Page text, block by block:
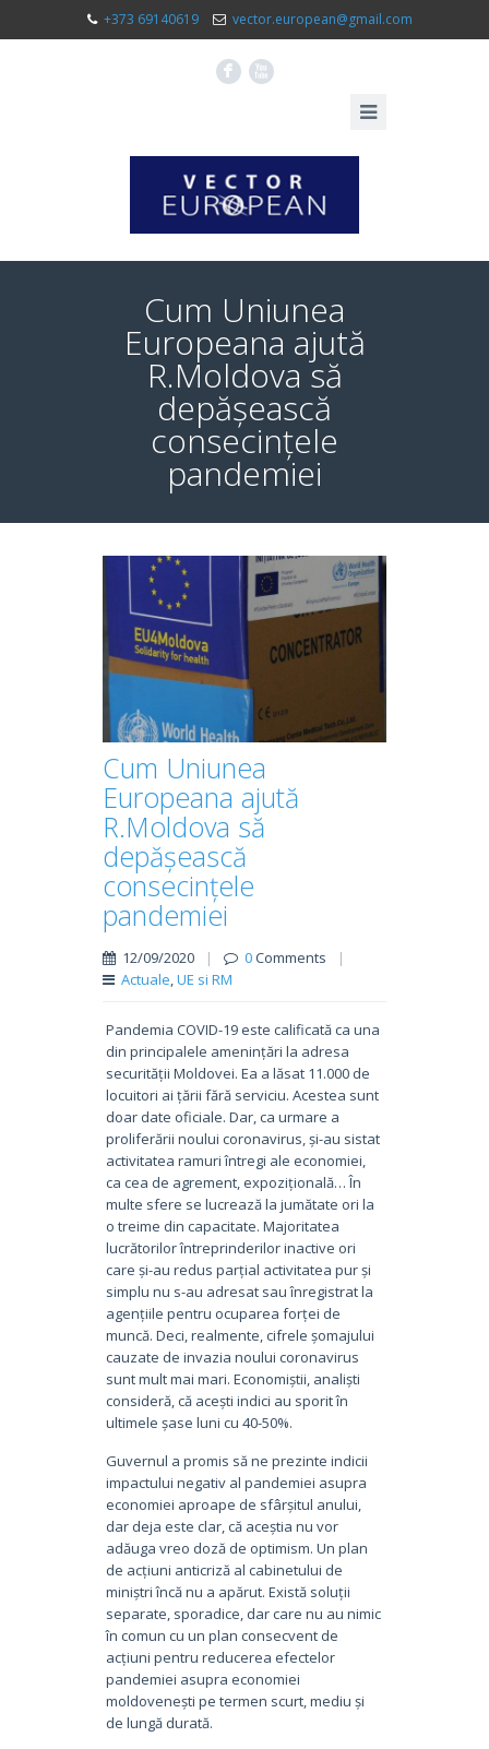
+373 69140619 vector.european@gmail.com
F X
Cum Uniunea
Europeana ajută
R.Moldova să
depășească
consecințele
pandemiei
Cum Uniunea
Europeana ajută
R.Moldova să
depășească
consecințele
pandemiei
12/09/2020 | 0Comments
|
Actuale,UE si RM
Pandemia COVID-19 este calificată ca una
din principalele amenințări la adresa
securității Moldovei. Ea a lăsat 11.000 de
locuitori ai țării fără serviciu. Acestea sunt
doar date oficiale. Dar, ca urmare a
proliferării noului coronavirus, și-au sistat
activitatea ramuri întregi ale economiei,
ca cea de agrement, expozițională… În
multe sfere se lucrează la jumătate ori la
o treime din capacitate. Majoritatea
lucrătorilor întreprinderilor inactive ori
care și-au redus parțial activitatea pur și
simplu nu s-au adresat sau înregistrat la
agențiile pentru ocuparea forței de
muncă. Deci, realmente, cifrele șomajului
cauzate de invazia noului coronavirus
sunt mult mai mari. Economiștii, analiști
consideră, că acești indici au sporit în
ultimele șase luni cu 40-50%.
Guvernul a promis să ne prezinte indicii
impactului negativ al pandemiei asupra
economiei aproape de sfârșitul anului,
dar deja este clar, că aceștia nu vor
adăuga vreo doză de optimism. Un plan
de acțiuni anticriză al cabinetului de
miniștri încă nu a apărut. Există soluții
separate, sporadice, dar care nu au nimic
în comun cu un plan consecvent de
acțiuni pentru reducerea efectelor
pandemiei asupra economiei
moldovenești pe termen scurt, mediu și
de lungă durată.